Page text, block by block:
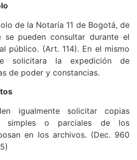
de la Notaría 11 de Bogotá, de
pueden consultar durante el
público. (Art. 114). En el mismo
solicitara la expedición de
de poder y constancias.
igualmente solicitar copias
simples o parciales de los
en los archivos. (Dec. 960